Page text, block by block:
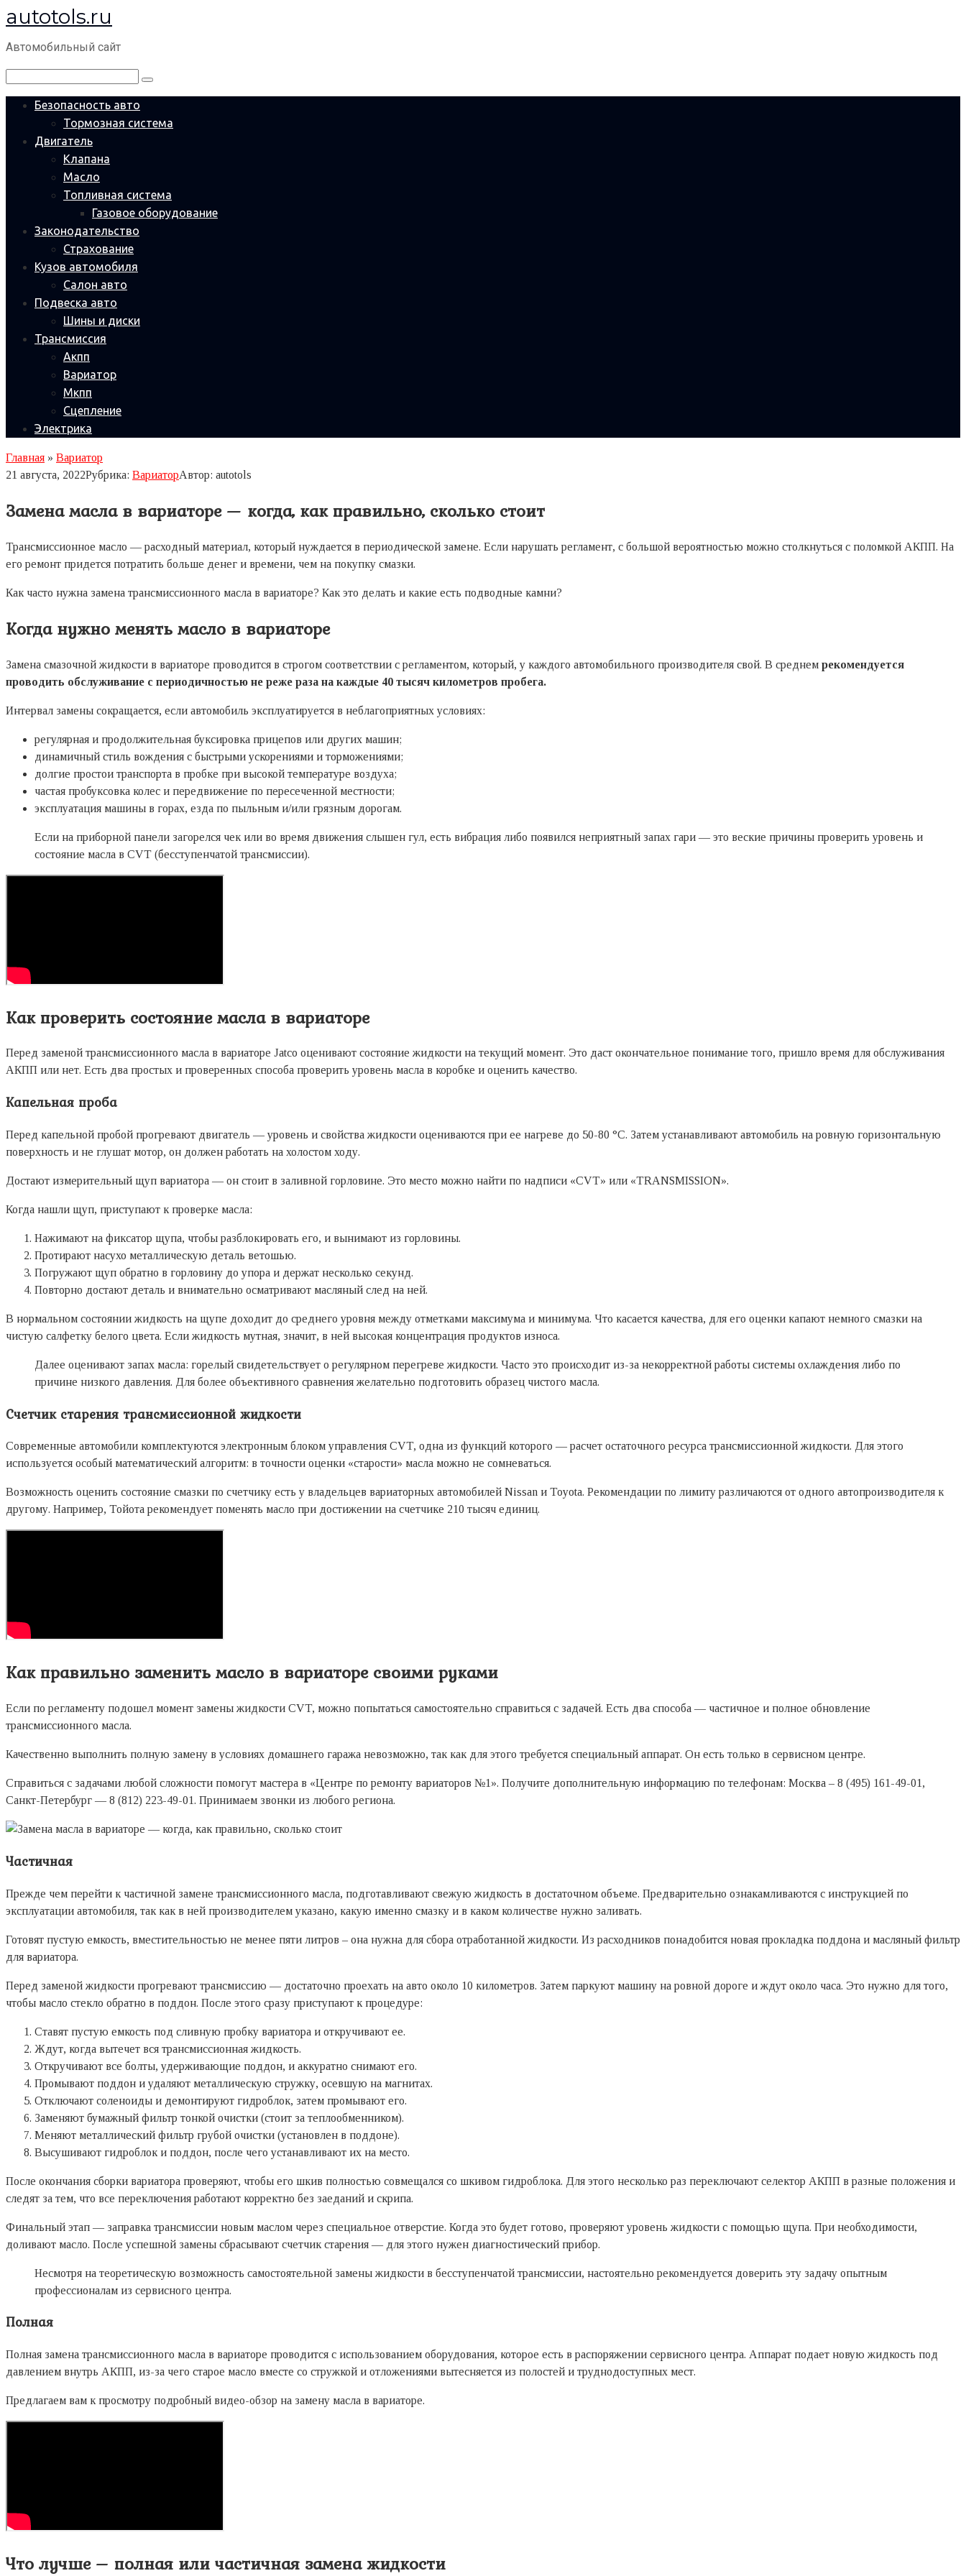
Перейти
к
контенту
autotols.ru
Автомобильный сайт
Безопасность авто
Тормозная система
Двигатель
Клапана
Масло
Топливная система
Газовое оборудование
Законодательство
Страхование
Кузов автомобиля
Салон авто
Подвеска авто
Шины и диски
Трансмиссия
Акпп
Вариатор
Мкпп
Сцепление
Электрика
Главная » Вариатор
21 августа, 2022Рубрика: ВариаторАвтор: autotols
Замена масла в вариаторе — когда, как правильно, сколько стоит
Трансмиссионное масло — расходный материал, который нуждается в периодической замене. Если нарушать регламент, с большой вероятностью можно столкнуться с поломкой АКПП. На
его ремонт придется потратить больше денег и времени, чем на покупку смазки.
Как часто нужна замена трансмиссионного масла в вариаторе? Как это делать и какие есть подводные камни?
Когда нужно менять масло в вариаторе
Замена смазочной жидкости в вариаторе проводится в строгом соответствии с регламентом, который, у каждого автомобильного производителя свой. В среднем рекомендуется
проводить обслуживание с периодичностью не реже раза на каждые 40 тысяч километров пробега.
Интервал замены сокращается, если автомобиль эксплуатируется в неблагоприятных условиях:
регулярная и продолжительная буксировка прицепов или других машин;
динамичный стиль вождения с быстрыми ускорениями и торможениями;
долгие простои транспорта в пробке при высокой температуре воздуха;
частая пробуксовка колес и передвижение по пересеченной местности;
эксплуатация машины в горах, езда по пыльным и/или грязным дорогам.
Если на приборной панели загорелся чек или во время движения слышен гул, есть вибрация либо появился неприятный запах гари — это веские причины проверить уровень и
состояние масла в CVT (бесступенчатой трансмиссии).
Как проверить состояние масла в вариаторе
Перед заменой трансмиссионного масла в вариаторе Jatco оценивают состояние жидкости на текущий момент. Это даст окончательное понимание того, пришло время для обслуживания
АКПП или нет. Есть два простых и проверенных способа проверить уровень масла в коробке и оценить качество.
Капельная проба
Перед капельной пробой прогревают двигатель — уровень и свойства жидкости оцениваются при ее нагреве до 50-80 °С. Затем устанавливают автомобиль на ровную горизонтальную
поверхность и не глушат мотор, он должен работать на холостом ходу.
Достают измерительный щуп вариатора — он стоит в заливной горловине. Это место можно найти по надписи «CVT» или «TRANSMISSION».
Когда нашли щуп, приступают к проверке масла:
Нажимают на фиксатор щупа, чтобы разблокировать его, и вынимают из горловины.
Протирают насухо металлическую деталь ветошью.
Погружают щуп обратно в горловину до упора и держат несколько секунд.
Повторно достают деталь и внимательно осматривают масляный след на ней.
В нормальном состоянии жидкость на щупе доходит до среднего уровня между отметками максимума и минимума. Что касается качества, для его оценки капают немного смазки на
чистую салфетку белого цвета. Если жидкость мутная, значит, в ней высокая концентрация продуктов износа.
Далее оценивают запах масла: горелый свидетельствует о регулярном перегреве жидкости. Часто это происходит из-за некорректной работы системы охлаждения либо по
причине низкого давления. Для более объективного сравнения желательно подготовить образец чистого масла.
Счетчик старения трансмиссионной жидкости
Современные автомобили комплектуются электронным блоком управления CVT, одна из функций которого — расчет остаточного ресурса трансмиссионной жидкости. Для этого
используется особый математический алгоритм: в точности оценки «старости» масла можно не сомневаться.
Возможность оценить состояние смазки по счетчику есть у владельцев вариаторных автомобилей Nissan и Toyota. Рекомендации по лимиту различаются от одного автопроизводителя к
другому. Например, Тойота рекомендует поменять масло при достижении на счетчике 210 тысяч единиц.
Как правильно заменить масло в вариаторе своими руками
Если по регламенту подошел момент замены жидкости CVT, можно попытаться самостоятельно справиться с задачей. Есть два способа — частичное и полное обновление
трансмиссионного масла.
Качественно выполнить полную замену в условиях домашнего гаража невозможно, так как для этого требуется специальный аппарат. Он есть только в сервисном центре.
Справиться с задачами любой сложности помогут мастера в «Центре по ремонту вариаторов №1». Получите дополнительную информацию по телефонам: Москва – 8 (495) 161-49-01,
Санкт-Петербург — 8 (812) 223-49-01. Принимаем звонки из любого региона.
Частичная
Прежде чем перейти к частичной замене трансмиссионного масла, подготавливают свежую жидкость в достаточном объеме. Предварительно ознакамливаются с инструкцией по
эксплуатации автомобиля, так как в ней производителем указано, какую именно смазку и в каком количестве нужно заливать.
Готовят пустую емкость, вместительностью не менее пяти литров – она нужна для сбора отработанной жидкости. Из расходников понадобится новая прокладка поддона и масляный фильтр
для вариатора.
Перед заменой жидкости прогревают трансмиссию — достаточно проехать на авто около 10 километров. Затем паркуют машину на ровной дороге и ждут около часа. Это нужно для того,
чтобы масло стекло обратно в поддон. После этого сразу приступают к процедуре:
Ставят пустую емкость под сливную пробку вариатора и откручивают ее.
Ждут, когда вытечет вся трансмиссионная жидкость.
Откручивают все болты, удерживающие поддон, и аккуратно снимают его.
Промывают поддон и удаляют металлическую стружку, осевшую на магнитах.
Отключают соленоиды и демонтируют гидроблок, затем промывают его.
Заменяют бумажный фильтр тонкой очистки (стоит за теплообменником).
Меняют металлический фильтр грубой очистки (установлен в поддоне).
Высушивают гидроблок и поддон, после чего устанавливают их на место.
После окончания сборки вариатора проверяют, чтобы его шкив полностью совмещался со шкивом гидроблока. Для этого несколько раз переключают селектор АКПП в разные положения и
следят за тем, что все переключения работают корректно без заеданий и скрипа.
Финальный этап — заправка трансмиссии новым маслом через специальное отверстие. Когда это будет готово, проверяют уровень жидкости с помощью щупа. При необходимости,
доливают масло. После успешной замены сбрасывают счетчик старения — для этого нужен диагностический прибор.
Несмотря на теоретическую возможность самостоятельной замены жидкости в бесступенчатой трансмиссии, настоятельно рекомендуется доверить эту задачу опытным
профессионалам из сервисного центра.
Полная
Полная замена трансмиссионного масла в вариаторе проводится с использованием оборудования, которое есть в распоряжении сервисного центра. Аппарат подает новую жидкость под
давлением внутрь АКПП, из-за чего старое масло вместе со стружкой и отложениями вытесняется из полостей и труднодоступных мест.
Предлагаем вам к просмотру подробный видео-обзор на замену масла в вариаторе.
Что лучше – полная или частичная замена жидкости